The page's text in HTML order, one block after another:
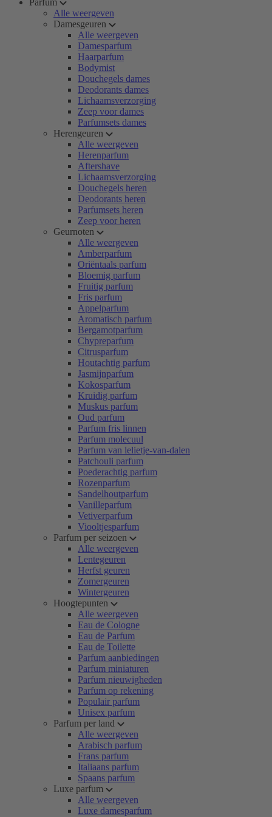
Parfum
Alle weergeven
Damesgeuren
Alle weergeven
Damesparfum
Haarparfum
Bodymist
Douchegels dames
Deodorants dames
Lichaamsverzorging
Zeep voor dames
Parfumsets dames
Herengeuren
Alle weergeven
Herenparfum
Aftershave
Lichaamsverzorging
Douchegels heren
Deodorants heren
Parfumsets heren
Zeep voor heren
Geurnoten
Alle weergeven
Amberparfum
Oriëntaals parfum
Bloemig parfum
Fruitig parfum
Fris parfum
Appelparfum
Aromatisch parfum
Bergamotparfum
Chypreparfum
Citrusparfum
Houtachtig parfum
Jasmijnparfum
Kokosparfum
Kruidig parfum
Muskus parfum
Oud parfum
Parfum fris linnen
Parfum molecuul
Parfum van lelietje-van-dalen
Patchouli parfum
Poederachtig parfum
Rozenparfum
Sandelhoutparfum
Vanilleparfum
Vetiverparfum
Viooltjesparfum
Parfum per seizoen
Alle weergeven
Lentegeuren
Herfst geuren
Zomergeuren
Wintergeuren
Hoogtepunten
Alle weergeven
Eau de Cologne
Eau de Parfum
Eau de Toilette
Parfum aanbiedingen
Parfum miniaturen
Parfum nieuwigheden
Parfum op rekening
Populair parfum
Unisex parfum
Parfum per land
Alle weergeven
Arabisch parfum
Frans parfum
Italiaans parfum
Spaans parfum
Luxe parfum
Alle weergeven
Luxe damesparfum